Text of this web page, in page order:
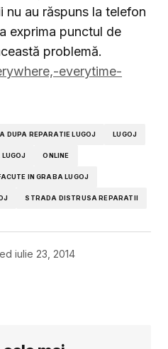
au răspuns la telefon
exprima punctul de
problemă.
DUPA REPARATIE LUGOJ LUGOJ
ONLINE
IN GRABA LUGOJ
STRADA DISTRUSA REPARATII
iulie 23, 2014